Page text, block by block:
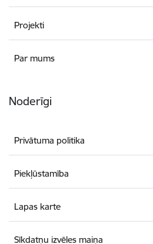
Projekti
Par mums
Noderīgi
Privātuma politika
Piekļūstamība
Lapas karte
Sīkdatņu izvēles maiņa